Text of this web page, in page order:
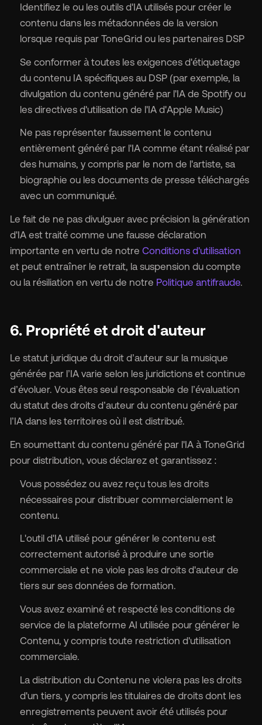
Identifiez le ou les outils d'IA utilisés pour créer le
contenu dans les métadonnées de la version
lorsque requis par ToneGrid ou les partenaires DSP
Se conformer à toutes les exigences d'étiquetage
du contenu IA spécifiques au DSP (par exemple, la
divulgation du contenu généré par l'IA de Spotify ou
les directives d'utilisation de l'IA d'Apple Music)
Ne pas représenter faussement le contenu
entièrement généré par l'IA comme étant réalisé par
des humains, y compris par le nom de l'artiste, sa
biographie ou les documents de presse téléchargés
avec un communiqué.
Le fait de ne pas divulguer avec précision la génération
d'IA est traité comme une fausse déclaration
importante en vertu de notre Conditions d'utilisation
et peut entraîner le retrait, la suspension du compte
ou la résiliation en vertu de notre Politique antifraude.
6. Propriété et droit d'auteur
Le statut juridique du droit d’auteur sur la musique
générée par l’IA varie selon les juridictions et continue
d’évoluer. Vous êtes seul responsable de l’évaluation
du statut des droits d’auteur du contenu généré par
l’IA dans les territoires où il est distribué.
En soumettant du contenu généré par l'IA à ToneGrid
pour distribution, vous déclarez et garantissez :
Vous possédez ou avez reçu tous les droits
nécessaires pour distribuer commercialement le
contenu.
L'outil d'IA utilisé pour générer le contenu est
correctement autorisé à produire une sortie
commerciale et ne viole pas les droits d'auteur de
tiers sur ses données de formation.
Vous avez examiné et respecté les conditions de
service de la plateforme AI utilisée pour générer le
Contenu, y compris toute restriction d'utilisation
commerciale.
La distribution du Contenu ne violera pas les droits
d'un tiers, y compris les titulaires de droits dont les
enregistrements peuvent avoir été utilisés pour